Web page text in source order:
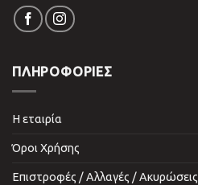
ΠΛΗΡΟΦΟΡΙΕΣ
Η εταιρία
Όροι Χρήσης
Επιστροφές / Αλλαγές / Ακυρώσεις